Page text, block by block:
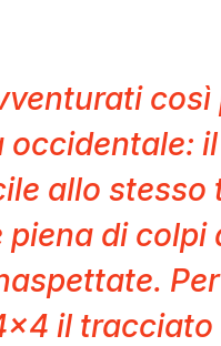
occidentale:
allo stesso
di colpi
il tracciato